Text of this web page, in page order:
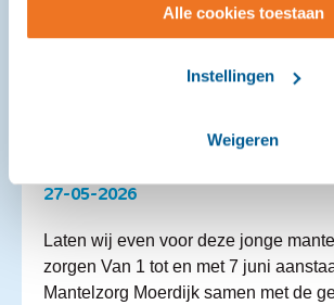
Alle cookies toestaan
Instellingen
Weigeren
Week van de
27-05-2026
Laten wij even voor deze jonge
zorgen Van 1 tot en met 7 juni
Mantelzorg Moerdijk samen met de